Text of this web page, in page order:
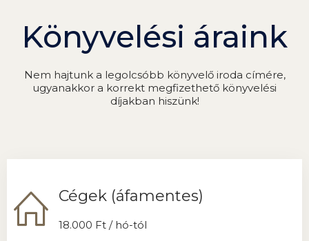
Könyvelési áraink
Nem hajtunk a legolcsóbb könyvelő iroda címére,
ugyanakkor a korrekt megfizethető könyvelési
díjakban hiszünk!
Cégek (áfamentes)
18.000 Ft / hó-tól